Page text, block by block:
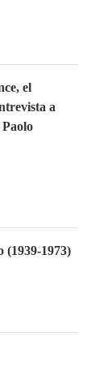
el
a
(1939-1973)